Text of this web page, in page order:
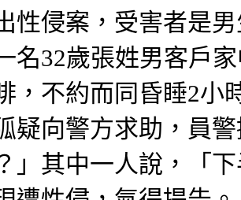
性侵案，受害者是
名32歲張姓男客戶
，不約而同昏睡2小
疑向警方求助，員
」其中一人說，「